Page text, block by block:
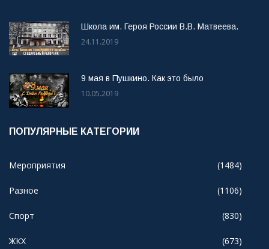
Школа им. Героя России В.В. Матвеева.
24.11.2019
9 мая в Пушкино. Как это было
10.05.2019
ПОПУЛЯРНЫЕ КАТЕГОРИИ
Мероприятия (1484)
Разное (1106)
Спорт (830)
ЖКХ (673)